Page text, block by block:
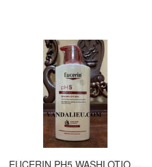
EUCERIN PH5 WASHLOTION 400ML. SỮA TẮM DẠNG GEL CHO DA NHẠY CẢM.